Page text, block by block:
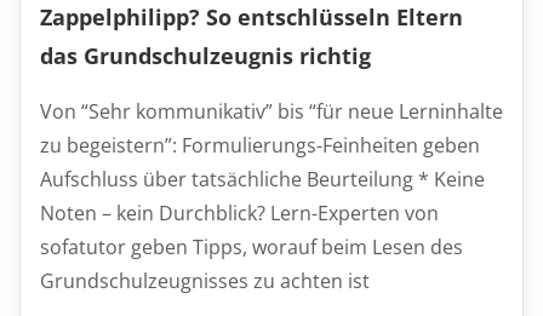
Zappelphilipp? So entschlüsseln Eltern
das Grundschulzeugnis richtig
Von “Sehr kommunikativ” bis “für neue Lerninhalte
zu begeistern”: Formulierungs-Feinheiten geben
Aufschluss über tatsächliche Beurteilung * Keine
Noten – kein Durchblick? Lern-Experten von
sofatutor geben Tipps, worauf beim Lesen des
Grundschulzeugnisses zu achten ist